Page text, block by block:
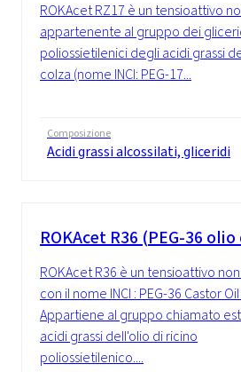
ROKAcet RZ17 è un tensioattivo
appartenente al gruppo dei
poliossietilenici degli acidi grassi
colza (nome INCI: PEG-17...
Composizione
Acidi grassi alcossilati, gliceridi
ROKAcet R36 (PEG-36
ROKAcet R36 è un tensioattivo
con il nome INCI : PEG-36 Castor Oil
Appartiene al gruppo chiamato
acidi grassi dell'olio di ricino
poliossietilenico....